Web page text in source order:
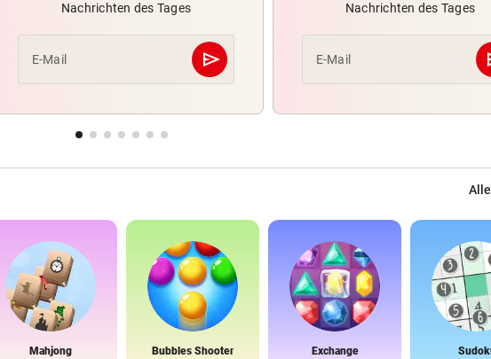
Nachrichten des Tages
E-Mail send
Abschicken
Nachrichten des Tages
E-Mail
Mahjong Bubbles Shooter Exchange